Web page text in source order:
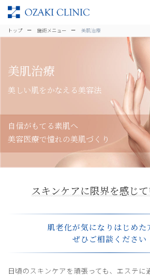
美容クリニ
トップ 施術メニュー 美肌治療
美肌治療
美しい肌をかなえる美容法
自信がもてる素肌へ
美容医療で憧れの美肌づくり
スキンケアに限界を感じ
肌老化が気になりはじめた
ぜひご相談ください
日頃のスキンケアを頑張っても、エステに